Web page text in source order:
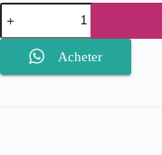
quantité
de
Mixa-
Nettoyant
Confort
Acheter